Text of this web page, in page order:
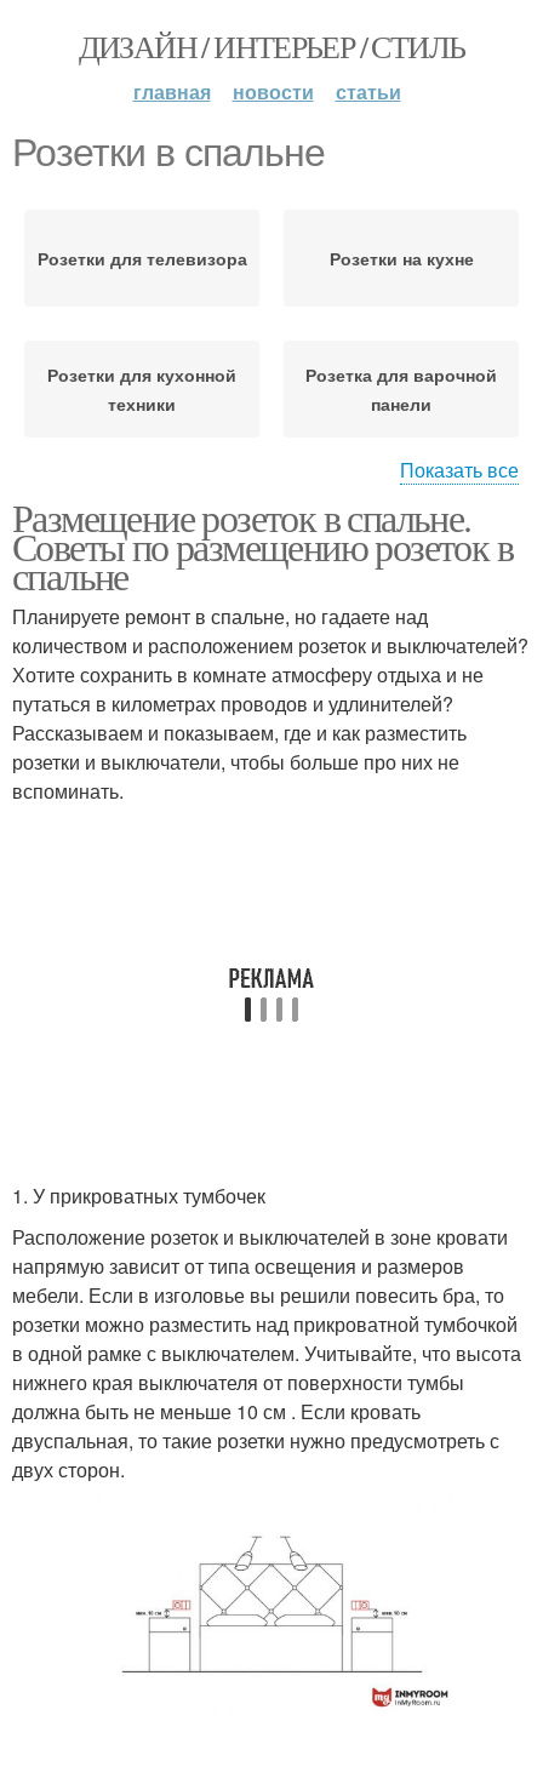
ДИЗАЙН / ИНТЕРЬЕР / СТИЛЬ
главная новости статьи
Розетки в спальне
Розетки для телевизора Розетки на кухне
Розетки для кухонной
техники
Розетка для варочной
панели
Розетка для духовки Розетка для вытяжки
Розетка для
посудомоечной
машины
Розетки для кухонных
гаджетов
Розетки для заказчиков
Показать все
Размещение розеток в спальне.
Советы по размещению розеток в
спальне
Планируете ремонт в спальне, но гадаете над
количеством и расположением розеток и выключателей?
Хотите сохранить в комнате атмосферу отдыха и не
путаться в километрах проводов и удлинителей?
Рассказываем и показываем, где и как разместить
розетки и выключатели, чтобы больше про них не
вспоминать.
1. У прикроватных тумбочек
Расположение розеток и выключателей в зоне кровати
напрямую зависит от типа освещения и размеров
мебели. Если в изголовье вы решили повесить бра, то
розетки можно разместить над прикроватной тумбочкой
в одной рамке с выключателем. Учитывайте, что высота
нижнего края выключателя от поверхности тумбы
должна быть не меньше 10 см . Если кровать
двуспальная, то такие розетки нужно предусмотреть с
двух сторон.